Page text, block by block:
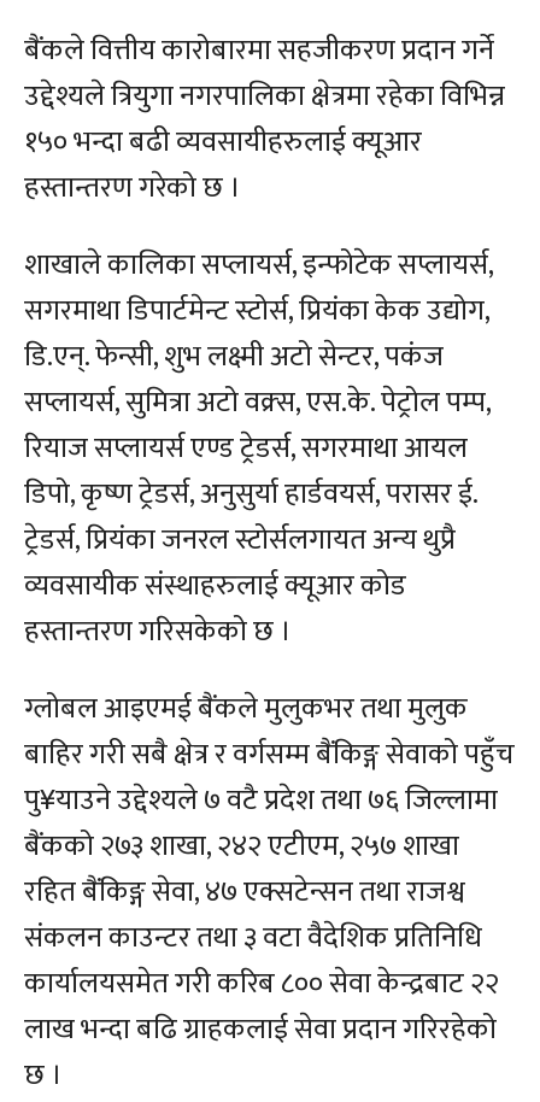
बैंकले वित्तीय कारोबारमा सहजीकरण प्रदान गर्ने
उद्देश्यले त्रियुगा नगरपालिका क्षेत्रमा रहेका विभिन्न
१५० भन्दा बढी व्यवसायीहरुलाई क्यूआर
हस्तान्तरण गरेको छ ।
शाखाले कालिका सप्लायर्स, इन्फोटेक सप्लायर्स,
सगरमाथा डिपार्टमेन्ट स्टोर्स, प्रियंका केक उद्योग,
डि.एन्. फेन्सी, शुभ लक्ष्मी अटो सेन्टर, पकंज
सप्लायर्स, सुमित्रा अटो वक्र्स, एस.के. पेट्रोल पम्प,
रियाज सप्लायर्स एण्ड ट्रेडर्स, सगरमाथा आयल
डिपो, कृष्ण ट्रेडर्स, अनुसुर्या हार्डवयर्स, परासर ई.
ट्रेडर्स, प्रियंका जनरल स्टोर्सलगायत अन्य थुप्रै
व्यवसायीक संस्थाहरुलाई क्यूआर कोड
हस्तान्तरण गरिसकेको छ ।
ग्लोबल आइएमई बैंकले मुलुकभर तथा मुलुक
बाहिर गरी सबै क्षेत्र र वर्गसम्म बैंकिङ्ग सेवाको पहुँच
पु¥याउने उद्देश्यले ७ वटै प्रदेश तथा ७६ जिल्लामा
बैंकको २७३ शाखा, २४२ एटीएम, २५७ शाखा
रहित बैंकिङ्ग सेवा, ४७ एक्सटेन्सन तथा राजश्व
संकलन काउन्टर तथा ३ वटा वैदेशिक प्रतिनिधि
कार्यालयसमेत गरी करिब ८०० सेवा केन्द्रबाट २२
लाख भन्दा बढि ग्राहकलाई सेवा प्रदान गरिरहेको
छ ।